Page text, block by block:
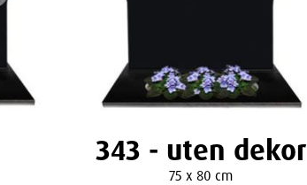
343 - uten dekor
75 x 80 cm